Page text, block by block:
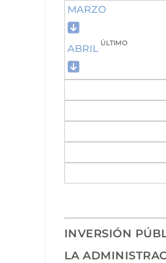
MARZO
ABRIL ÚLTIMO
INVERSIÓN
LA